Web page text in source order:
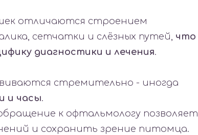
отличаются строением
сетчатки и слёзных путей, что
диагностики и лечения.
стремительно - иногда
и часы.
к офтальмологу позволяет
и сохранить зрение питомца.